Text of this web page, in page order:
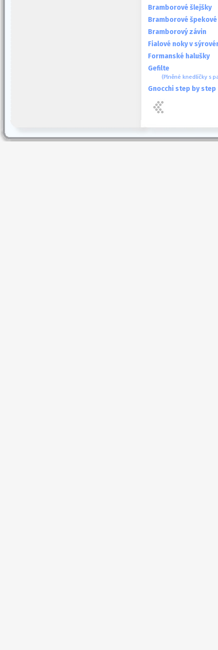
Bramborové šlejšky
Bramborové
Bramborový závin
Fialové noky v
Formanské halušky
Gefilte
(Plněné knedlíčky s
Gnocchi step by step